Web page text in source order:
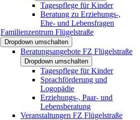
Tagespflege für Kinder
Beratung zu Erziehungs-,
Ehe- und Lebensfragen
Familienzentrum Flügelstraße
Dropdown umschalten
Beratungsangebote FZ Flügelstraße
Dropdown umschalten
Tagespflege für Kinder
Sprachförderung und
Logopädie
Erziehungs-, Paar- und
Lebensberatung
Veranstaltungen FZ Flügelstraße